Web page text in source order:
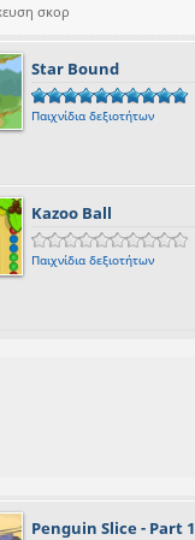
σκορ
Star Bound
Παιχνίδια δεξιοτήτων
Kazoo Ball
Παιχνίδια δεξιοτήτων
Penguin Slice - Part 1